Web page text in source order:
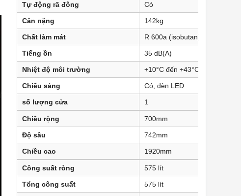
Tự động rã đông Có
Cân nặng 142kg
Chất làm mát R 600a (isobutan)
Tiếng ồn 35 dB(A)
Nhiệt độ môi trường +10°C đến +43°C
Chiếu sáng Có, đèn LED
số lượng cửa 1
Chiều rộng 700mm
Độ sâu 742mm
Chiều cao 1920mm
Công suất ròng 575 lít
Tổng công suất 575 lít